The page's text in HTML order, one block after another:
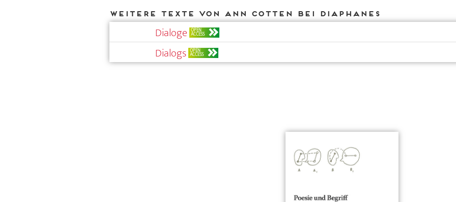
Weitere Texte von Ann Cotten bei DIAPHANES
Dialoge OPEN
ACCESS
Dialogs OPEN
ACCESS